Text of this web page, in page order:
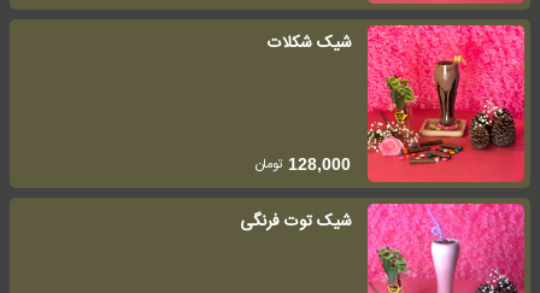
شیک شکلات
128,000 تومان
شیک توت فرنگی